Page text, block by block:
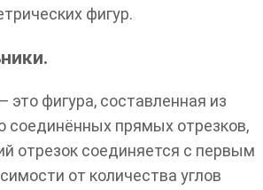
фигур.
это фигура, составленная из
соединённых прямых отрезков,
отрезок соединяется с первым
от количества углов